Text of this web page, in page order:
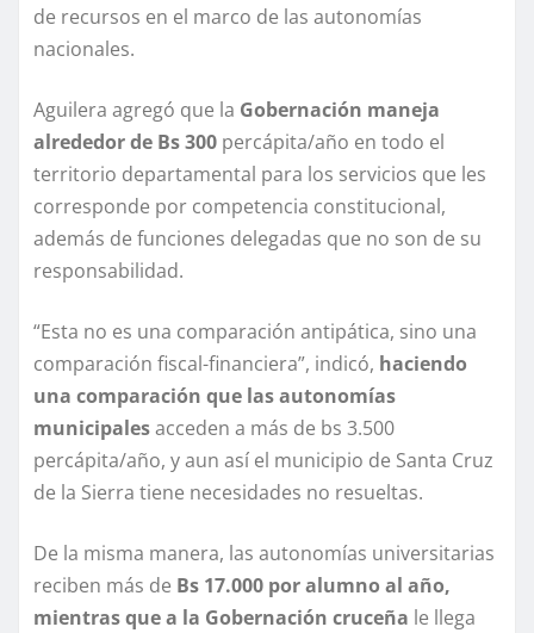
de recursos en el marco de las autonomías
nacionales.
Aguilera agregó que la Gobernación maneja
alrededor de Bs 300 percápita/año en todo el
territorio departamental para los servicios que les
corresponde por competencia constitucional,
además de funciones delegadas que no son de su
responsabilidad.
“Esta no es una comparación antipática, sino una
comparación fiscal-financiera”, indicó, haciendo
una comparación que las autonomías
municipalesacceden a más de bs 3.500
percápita/año, y aun así el municipio de Santa Cruz
de la Sierra tiene necesidades no resueltas.
De la misma manera, las autonomías universitarias
reciben más de Bs 17.000 por alumno al año,
mientras que a la Gobernación cruceña le llega